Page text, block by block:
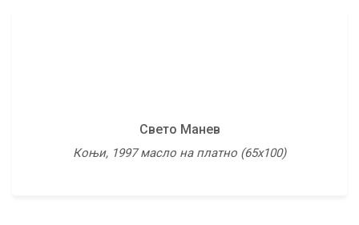
Свето Манев
Коњи, 1997 масло на платно (65х100)
Томе Серафимовски
По бањање, 1962 скулптура во бронза (30х27х15)